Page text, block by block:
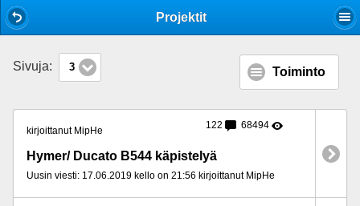
Projektit
Sivuja: 3 Toiminto
kirjoittanut MipHe 122 68494
Hymer/ Ducato B544 käpistelyä
Uusin viesti: 17.06.2019 kello on 21:56 kirjoittanut MipHe